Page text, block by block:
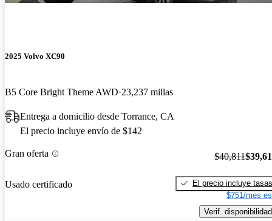
2025 Volvo XC90
B5 Core Bright Theme AWD 23,237 millas
Entrega a domicilio desde Torrance, CA
El precio incluye envío de $142
Gran oferta
Usado certificado
$40,811
El precio incluye tasas
$751/mes
Verif. disponibilidad